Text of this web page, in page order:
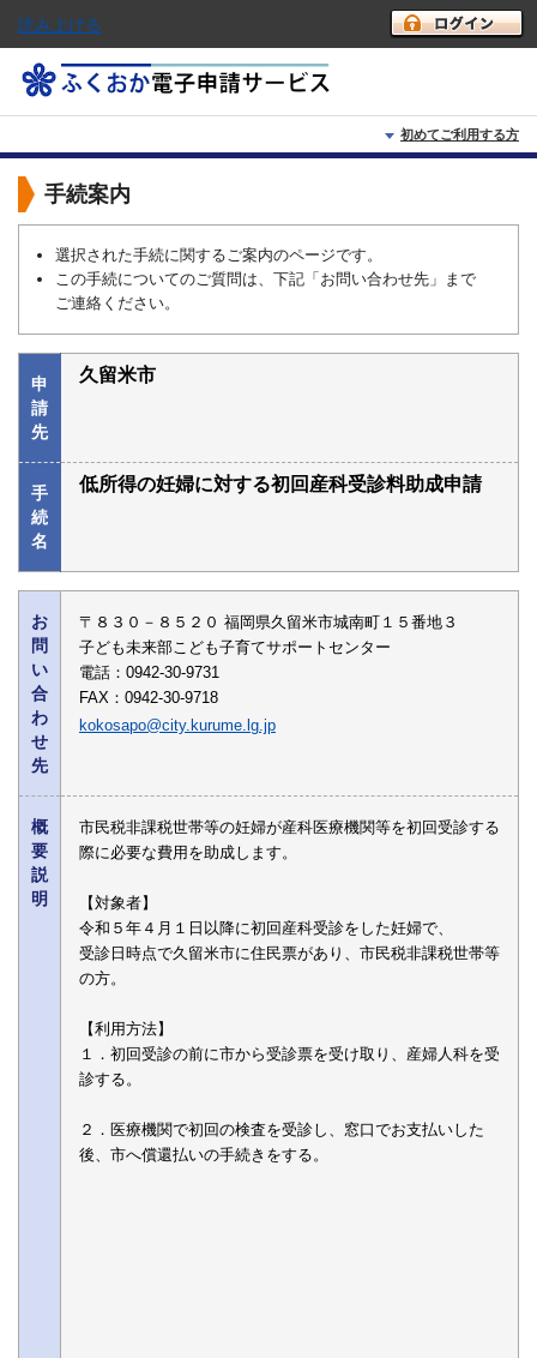
読み上げる
初めてご利用する方
初めて利用する方へ
利用上の注意
よくあるご質問
手続案内
選択された手続に関するご案内のページです。
この手続についてのご質問は、下記「お問い合わせ先」まで
ご連絡ください。
申
請
先
久留米市
手
続
名
低所得の妊婦に対する初回産科受診料助成申請
お
問
い
合
わ
せ
先
〒８３０－８５２０ 福岡県久留米市城南町１５番地３
子ども未来部こども子育てサポートセンター
電話：0942-30-9731
FAX：0942-30-9718
kokosapo@city.kurume.lg.jp
概
要
説
明
市民税非課税世帯等の妊婦が産科医療機関等を初回受診する
際に必要な費用を助成します。
【対象者】
令和５年４月１日以降に初回産科受診をした妊婦で、
受診日時点で久留米市に住民票があり、市民税非課税世帯等
の方。
【利用方法】
１．初回受診の前に市から受診票を受け取り、産婦人科を受
診する。
２．医療機関で初回の検査を受診し、窓口でお支払いした
後、市へ償還払いの手続きをする。